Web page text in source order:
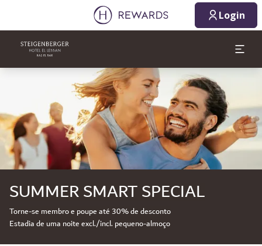
Login
SUMMER SMART SPECIAL
Torne-se membro e poupe até 30% de desconto
Estadia de uma noite excl./incl. pequeno-almoço